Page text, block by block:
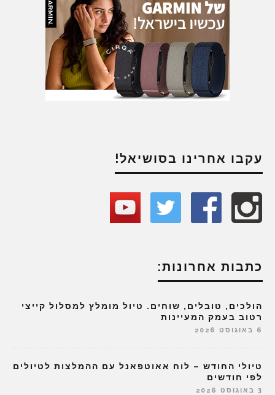
עקבו אחרינו בסושיאל!
כתבות אחרונות:
הולכים, טובלים, שוחים. טיול מומלץ למסלול קייצי
רטוב בעמק המעיינות
6 באוגוסט 2026
טיולי החודש – לוח אאוטפאנל עם ההמלצות לטיולים
לפי חודשים
3 באוגוסט 2026